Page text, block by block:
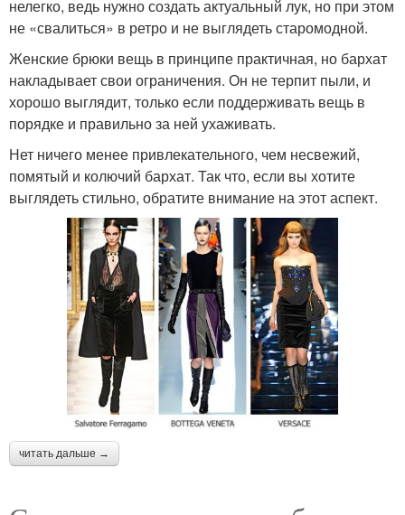
нелегко, ведь нужно создать актуальный лук, но при этом
не «свалиться» в ретро и не выглядеть старомодной.
Женские брюки вещь в принципе практичная, но бархат
накладывает свои ограничения. Он не терпит пыли, и
хорошо выглядит, только если поддерживать вещь в
порядке и правильно за ней ухаживать.
Нет ничего менее привлекательного, чем несвежий,
помятый и колючий бархат. Так что, если вы хотите
выглядеть стильно, обратите внимание на этот аспект.
читать дальше →